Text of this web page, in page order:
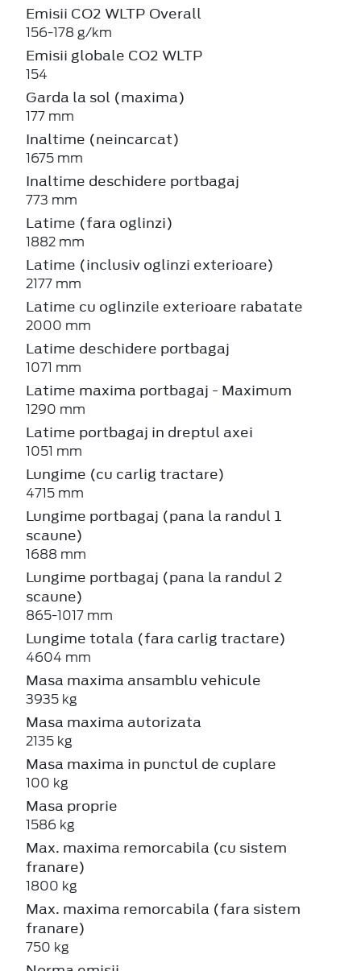
Emisii CO2 WLTP Overall
156-178 g/km
Emisii globale CO2 WLTP
154
Garda la sol (maxima)
177 mm
Inaltime (neincarcat)
1675 mm
Inaltime deschidere portbagaj
773 mm
Latime (fara oglinzi)
1882 mm
Latime (inclusiv oglinzi exterioare)
2177 mm
Latime cu oglinzile exterioare rabatate
2000 mm
Latime deschidere portbagaj
1071 mm
Latime maxima portbagaj - Maximum
1290 mm
Latime portbagaj in dreptul axei
1051 mm
Lungime (cu carlig tractare)
4715 mm
Lungime portbagaj (pana la randul 1
scaune)
1688 mm
Lungime portbagaj (pana la randul 2
scaune)
865-1017 mm
Lungime totala (fara carlig tractare)
4604 mm
Masa maxima ansamblu vehicule
3935 kg
Masa maxima autorizata
2135 kg
Masa maxima in punctul de cuplare
100 kg
Masa proprie
1586 kg
Max. maxima remorcabila (cu sistem
franare)
1800 kg
Max. maxima remorcabila (fara sistem
franare)
750 kg